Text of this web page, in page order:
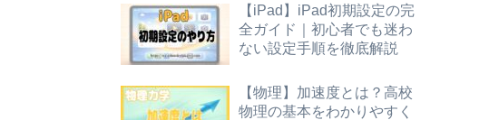
【iPad】iPad初期設定の完
全ガイド｜初心者でも迷わ
ない設定手順を徹底解説
【物理】加速度とは？高校
物理の基本をわかりやすく